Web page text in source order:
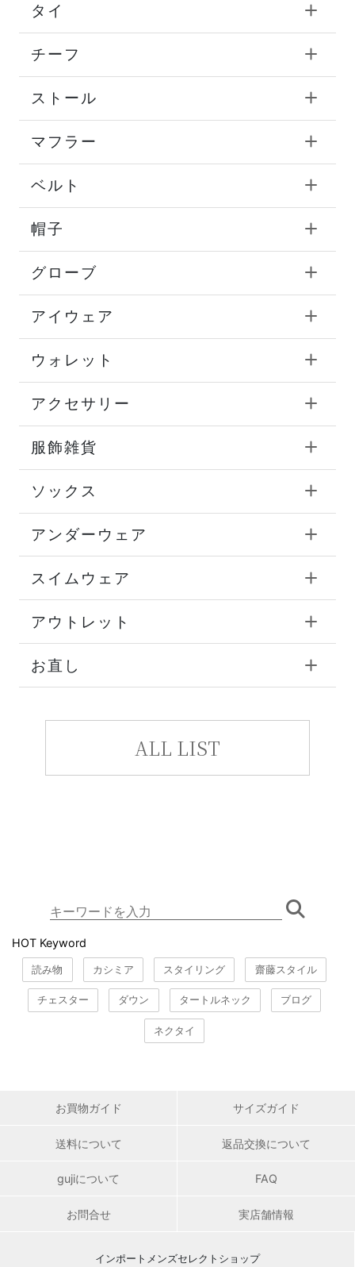
タイ
チーフ
ストール
マフラー
ベルト
帽子
グローブ
アイウェア
ウォレット
アクセサリー
服飾雑貨
ソックス
アンダーウェア
スイムウェア
アウトレット
お直し
ALL LIST
HOT Keyword
読み物 カシミア スタイリング 齋藤スタイル
チェスター ダウン タートルネック ブログ
ネクタイ
お買物ガイド サイズガイド
送料について 返品交換について
gujiについて FAQ
お問合せ 実店舗情報
インポートメンズセレクトショップ